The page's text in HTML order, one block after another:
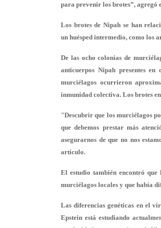
para prevenir los brotes”, agregó
Los brotes de Nipah se han
un huésped intermedio, como los
De las ocho colonias de
anticuerpos Nipah presentes
murciélagos ocurrieron
inmunidad colectiva. Los brotes
"Descubrir que los murciélagos
que debemos prestar más
asegurarnos de que no nos
artículo.
El estudio también encontró que
murciélagos locales y que había
Las diferencias genéticas en el
Epstein está estudiando